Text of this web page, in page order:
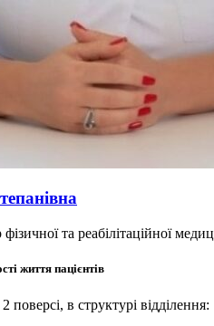
фізичної та реабілітаційної
життя пацієнтів
поверсі, в структурі відділення: